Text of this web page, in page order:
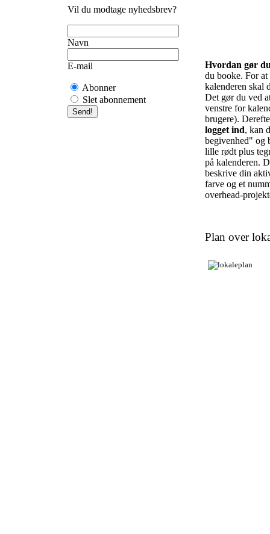
Vil du modtage nyhedsbrev?
Navn
E-mail
Abonner
Slet abonnement
Hvordan gør
du booke. For
kalenderen skal
Det gør du ved
venstre for
brugere).
logget ind, kan
begivenhed" og
lille rødt plus
på kalenderen.
beskrive din
farve og et
overhead-
Plan over